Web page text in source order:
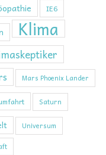
IE6
Klima
Mars Phoenix Lander
Saturn
Universum